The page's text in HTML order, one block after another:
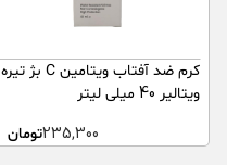
کرم ضد آفتاب ویتامین C بژ تیره
ویتالیر 40 میلی لیتر
235,300تومان